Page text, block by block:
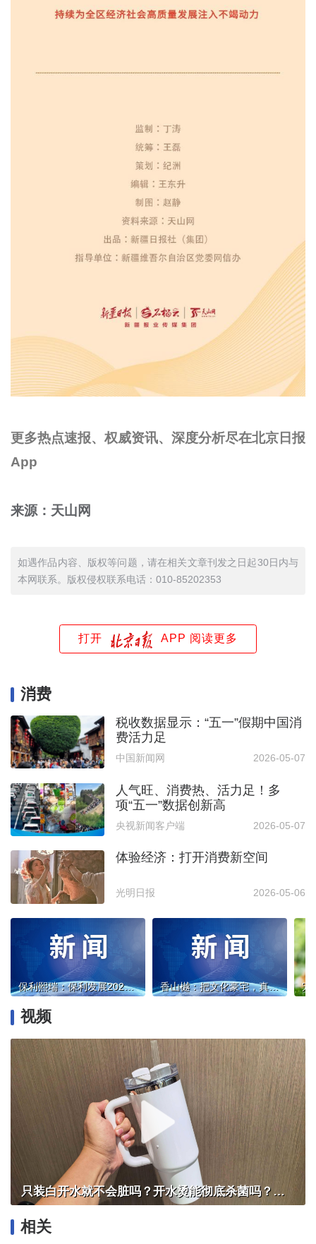
更多热点速报、权威资讯、深度分析尽在北京日报
App
来源：天山网
如遇作品内容、版权等问题，请在相关文章刊发之日起30日内与
本网联系。版权侵权联系电话：010-85202353
打开 APP 阅读更多
消费
税收数据显示：“五一”假期中国消
费活力足
中国新闻网 2026-05-07
人气旺、消费热、活力足！多
项“五一”数据创新高
央视新闻客户端 2026-05-07
体验经济：打开消费新空间
光明日报 2026-05-06
保利熙瑞：保利发展2026全国壹号作品发布会圆满落幕 香山樾：把文化豪宅，真正做到了纯粹
视频
只装白开水就不会脏吗？开水烫能彻底杀菌吗？感控专家详解“吸管杯”藏菌真相｜都视频·热观察
相关